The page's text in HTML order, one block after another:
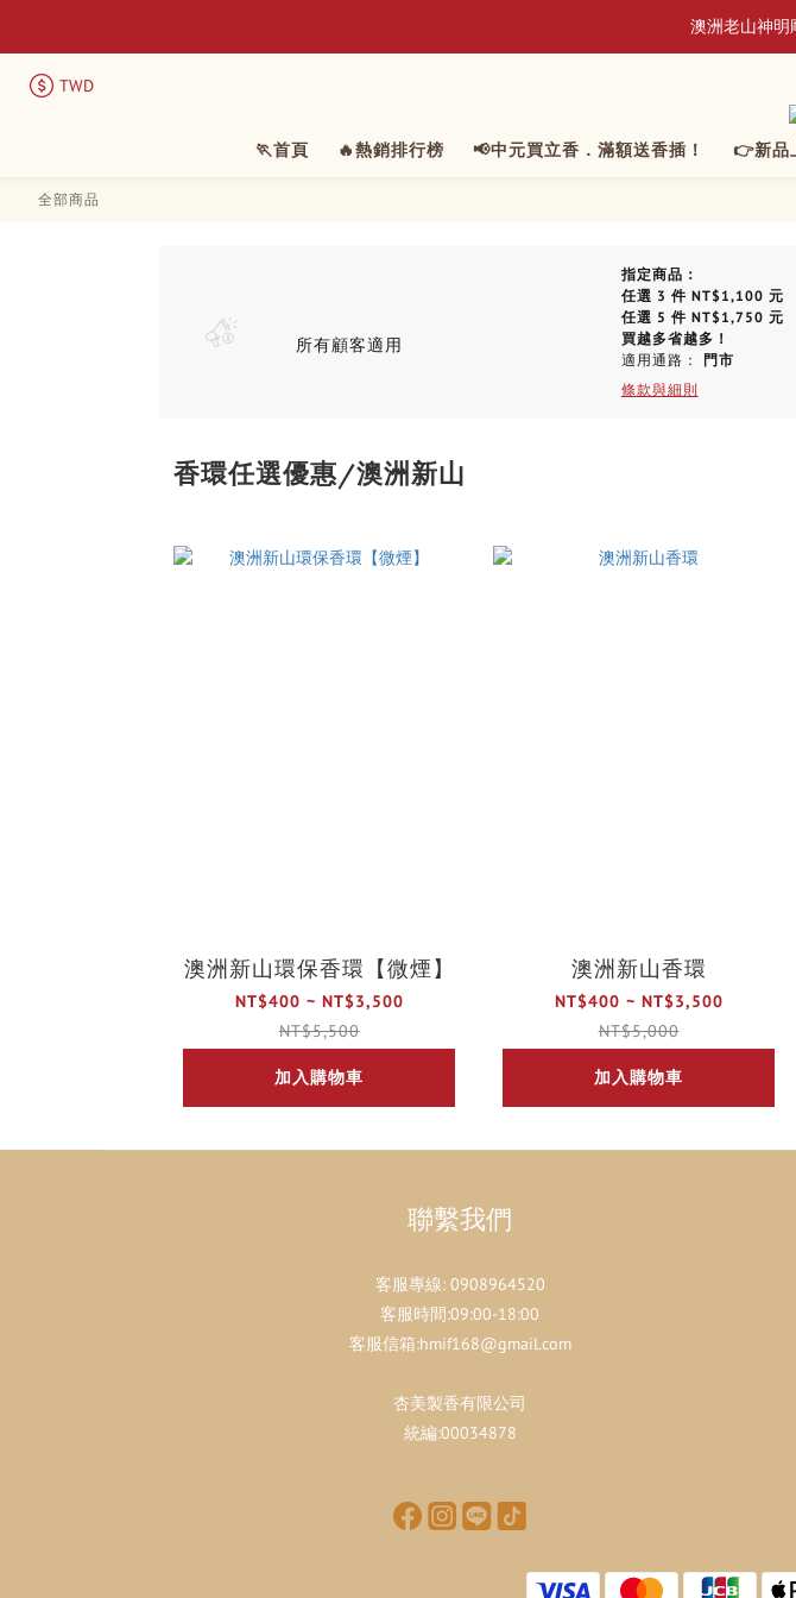
📢 8/3~9/10 全館
澳洲老山神明
TWD
🏃首頁 🔥熱銷排行榜 📢中元買立香．滿額送香插！ 👉新品
全部商品
所有顧客適用
指定商品：
任選 3 件 NT$1,100 元
任選 5 件 NT$1,750 元
買越多省越多！
適用通路： 門市
條款與細則
香環任選優惠/澳洲新山
澳洲新山環保香環【微煙】
NT$400 ~ NT$3,500
NT$5,500
加入購物車
澳洲新山香環
NT$400 ~ NT$3,500
NT$5,000
加入購物車
聯繫我們
客服專線: 0908964520
客服時間:09:00-18:00
客服信箱:hmif168@gmail.com
杏美製香有限公司
統編:00034878